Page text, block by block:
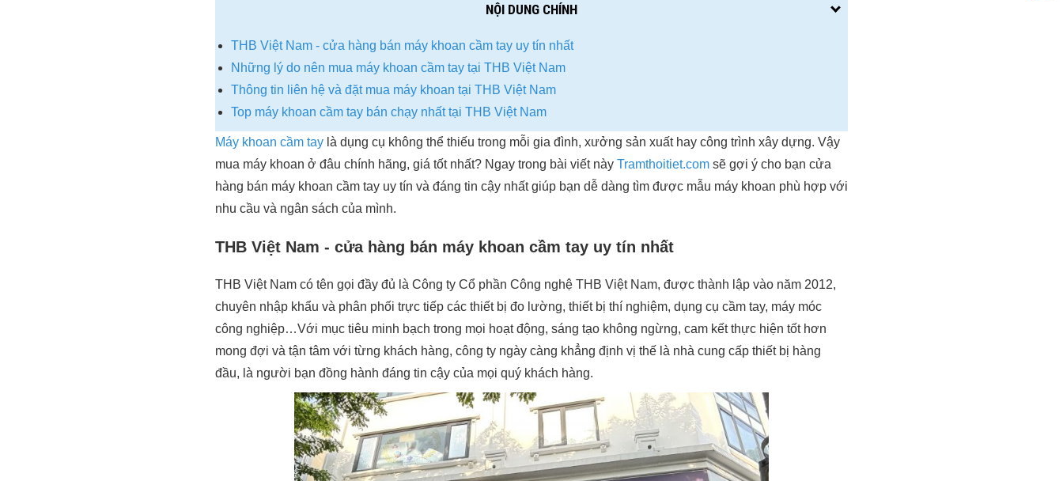
NỘI DUNG CHÍNH
THB Việt Nam - cửa hàng bán máy khoan cầm tay uy tín nhất
Những lý do nên mua máy khoan cầm tay tại THB Việt Nam
Thông tin liên hệ và đặt mua máy khoan tại THB Việt Nam
Top máy khoan cầm tay bán chạy nhất tại THB Việt Nam
Máy khoan cầm tay là dụng cụ không thể thiếu trong mỗi gia đình, xưởng sản xuất hay công trình xây dựng. Vậy
mua máy khoan ở đâu chính hãng, giá tốt nhất? Ngay trong bài viết này Tramthoitiet.com sẽ gợi ý cho bạn cửa
hàng bán máy khoan cầm tay uy tín và đáng tin cậy nhất giúp bạn dễ dàng tìm được mẫu máy khoan phù hợp với
nhu cầu và ngân sách của mình.
THB Việt Nam - cửa hàng bán máy khoan cầm tay uy tín nhất
THB Việt Nam có tên gọi đầy đủ là Công ty Cổ phần Công nghệ THB Việt Nam, được thành lập vào năm 2012,
chuyên nhập khẩu và phân phối trực tiếp các thiết bị đo lường, thiết bị thí nghiệm, dụng cụ cầm tay, máy móc
công nghiệp…Với mục tiêu minh bạch trong mọi hoạt động, sáng tạo không ngừng, cam kết thực hiện tốt hơn
mong đợi và tận tâm với từng khách hàng, công ty ngày càng khẳng định vị thế là nhà cung cấp thiết bị hàng
đầu, là người bạn đồng hành đáng tin cậy của mọi quý khách hàng.